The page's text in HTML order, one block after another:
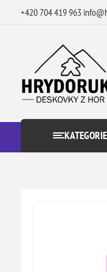
+420 704 419 963
KATEGORIE